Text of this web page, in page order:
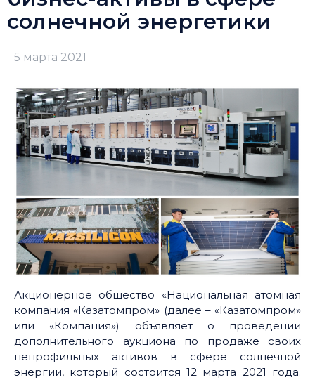
солнечной энергетики
5 марта 2021
Акционерное общество «Национальная атомная
компания «Казатомпром» (далее – «Казатомпром»
или «Компания») объявляет о проведении
дополнительного аукциона по продаже своих
непрофильных активов в сфере солнечной
энергии, который состоится 12 марта 2021 года.